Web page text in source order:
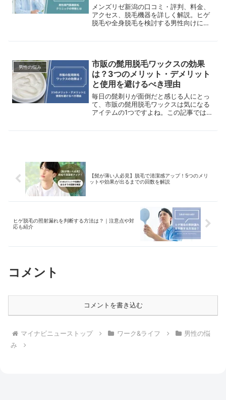
メンズリゼ新潟の口コミ・評判、料金、
アクセス、脱毛機器を詳しく解説。ヒゲ
脱毛や全身脱毛を検討する男性向けに、
男性の悩み
市販の髭用脱毛ワックスの効果
は？3つのメリット・デメリット
と使用を避けるべき理由
毎日の髭剃りが面倒だと感じる人にとっ
て、市販の髭用脱毛ワックスは気になる
アイテムの1つですよね。この記事では、
メリットをわかりやすく解説。肌への負
【髭が薄い人必見】脱毛で清潔感アップ！5つのメリ
ットや効果が出るまでの回数を解説
ヒゲ脱毛の照射漏れを判断する方法は？｜注意点や対
応も紹介
コメント
コメントを書き込む
マイナビニューストップ ワーク&ライフ
男性の悩
み